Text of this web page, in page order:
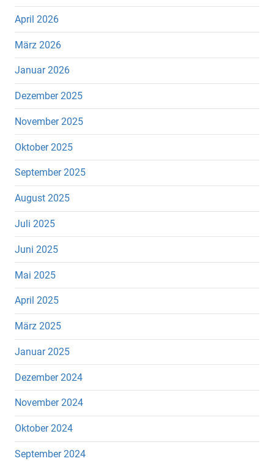
April 2026
März 2026
Januar 2026
Dezember 2025
November 2025
Oktober 2025
September 2025
August 2025
Juli 2025
Juni 2025
Mai 2025
April 2025
März 2025
Januar 2025
Dezember 2024
November 2024
Oktober 2024
September 2024